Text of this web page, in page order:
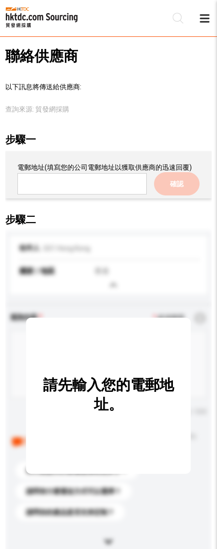
聯絡供應商
以下訊息將傳送給供應商:
查詢來源: 貿發網採購
步驟一
電郵地址(填寫您的公司電郵地址以獲取供應商的迅速回覆)
確認
步驟二
收件人
國家 / 地區
查詢內容 *必須填寫
你們能提供的最優惠價格是多少？
請問有什麼運送方式可以選擇？
請問你的產品是否支持定制？
請先輸入您的電郵地
址。